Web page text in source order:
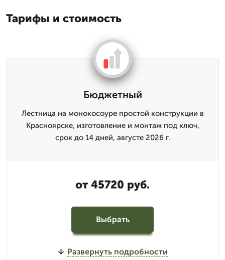
Тарифы и стоимость
Бюджетный
Лестница на монокосоуре простой конструкции в
Красноярске, изготовление и монтаж под ключ,
срок до 14 дней, августе 2026 г.
от 45720 руб.
Выбрать
Развернуть подробности